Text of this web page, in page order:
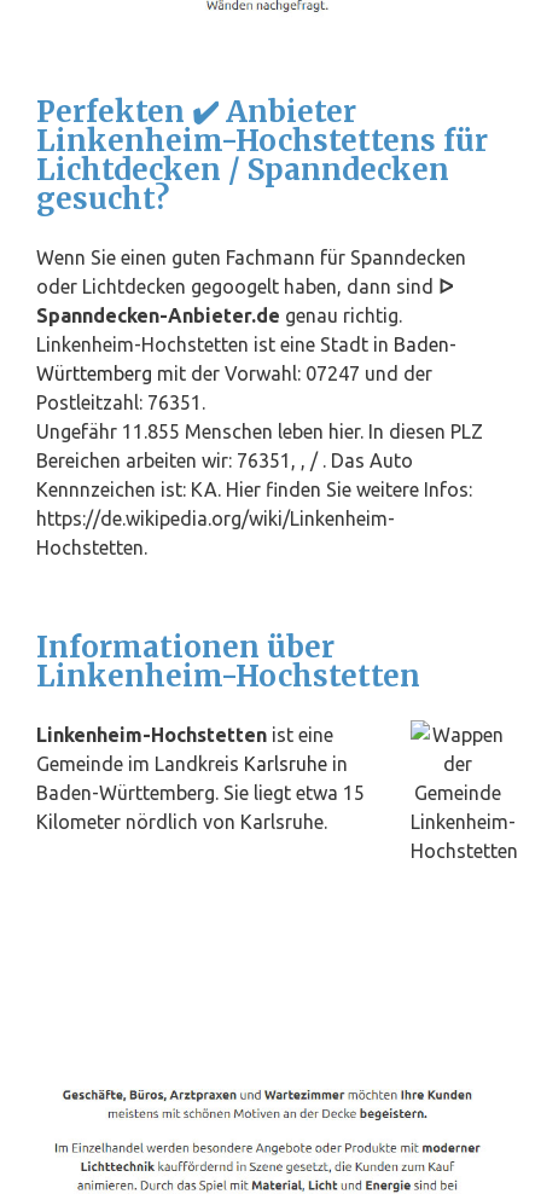
Perfekten ✔️ Anbieter
Linkenheim-Hochstettens für
Lichtdecken / Spanndecken
gesucht?
Wenn Sie einen guten Fachmann für Spanndecken
oder Lichtdecken gegoogelt haben, dann sind ᐅ
Spanndecken-Anbieter.de genau richtig.
Linkenheim-Hochstetten ist eine Stadt in Baden-
Württemberg mit der Vorwahl: 07247 und der
Postleitzahl: 76351.
Ungefähr 11.855 Menschen leben hier. In diesen PLZ
Bereichen arbeiten wir: 76351, , / . Das Auto
Kennnzeichen ist: KA. Hier finden Sie weitere Infos:
https://de.wikipedia.org/wiki/Linkenheim-
Hochstetten.
Informationen über
Linkenheim-Hochstetten
Linkenheim-Hochstetten ist eine
Gemeinde im Landkreis Karlsruhe in
Baden-Württemberg. Sie liegt etwa 15
Kilometer nördlich von Karlsruhe.